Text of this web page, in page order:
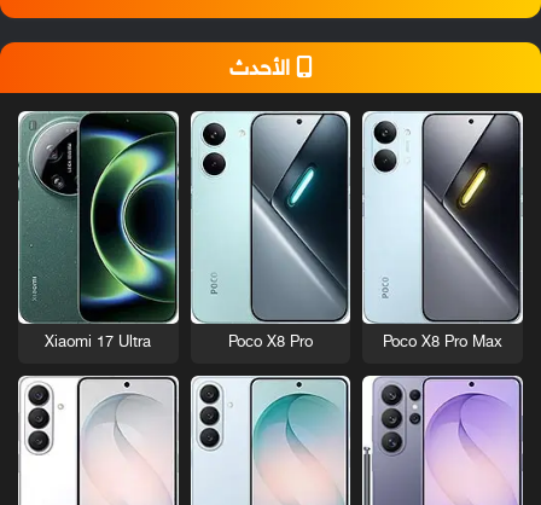
الأحدث
Poco X8 Pro Max
Poco X8 Pro
Xiaomi 17 Ultra